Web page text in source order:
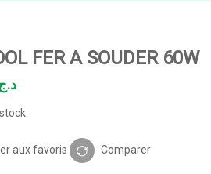
FER A SOUDER 60W
aux favoris Comparer